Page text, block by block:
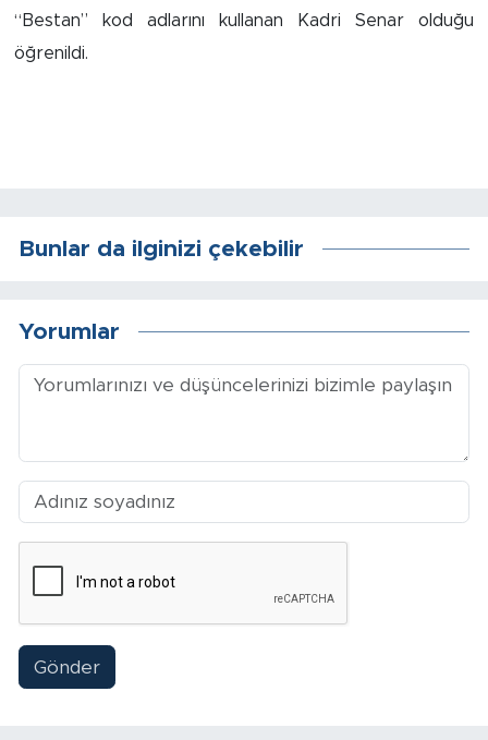
“Bestan” kod adlarını kullanan Kadri Senar olduğu
öğrenildi.
Bunlar da ilginizi çekebilir
Yorumlar
Gönder
Akçadağ
Darende
Doğanşehir
Pütürge
Magazin
Sinema